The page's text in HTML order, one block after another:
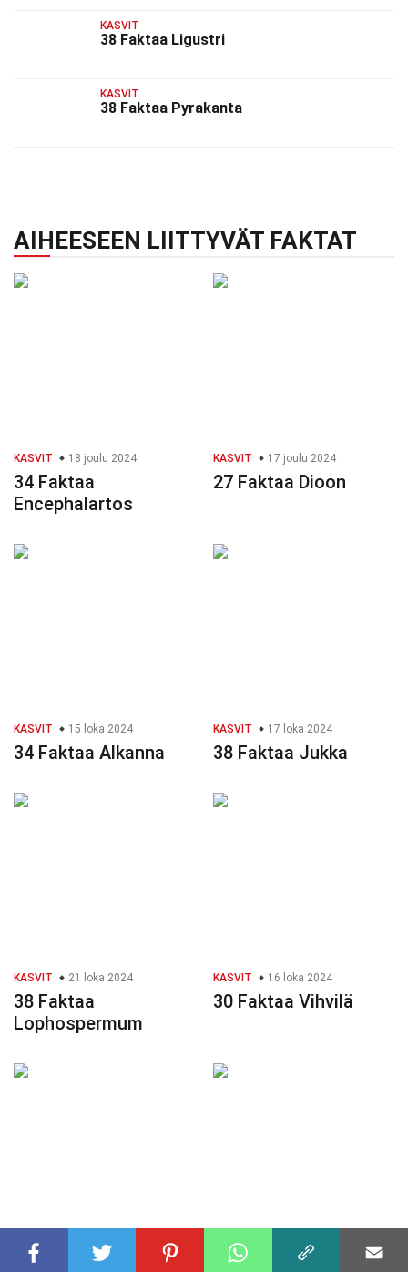
KASVIT
38 Faktaa Ligustri
KASVIT
38 Faktaa Pyrakanta
AIHEESEEN LIITTYVÄT FAKTAT
KASVIT 18 joulu 2024
34 Faktaa
Encephalartos
KASVIT 17 joulu 2024
27 Faktaa Dioon
KASVIT 15 loka 2024
34 Faktaa Alkanna
KASVIT 17 loka 2024
38 Faktaa Jukka
KASVIT 21 loka 2024
38 Faktaa
Lophospermum
KASVIT 16 loka 2024
30 Faktaa Vihvilä
KASVIT 24 joulu 2024 KASVIT 21 loka 2024